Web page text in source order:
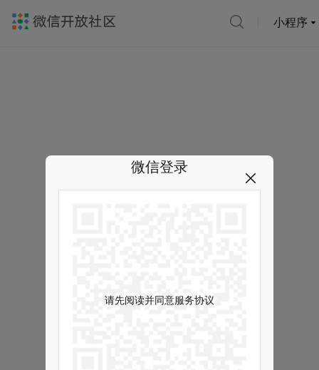
小程序
微信登录
请先阅读并同意服务协议